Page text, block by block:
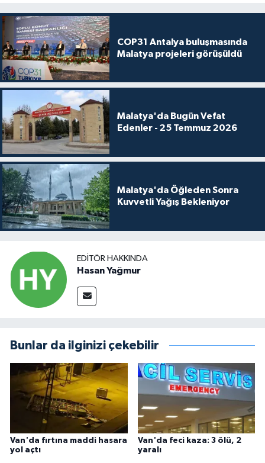
COP31 Antalya buluşmasında
Malatya projeleri görüşüldü
Malatya'da Bugün Vefat
Edenler - 25 Temmuz 2026
Malatya'da Öğleden Sonra
Kuvvetli Yağış Bekleniyor
EDITÖR HAKKINDA
Hasan Yağmur
Bunlar da ilginizi çekebilir
Van'da fırtına maddi hasara
yol açtı
Van'da feci kaza: 3 ölü, 2
yaralı